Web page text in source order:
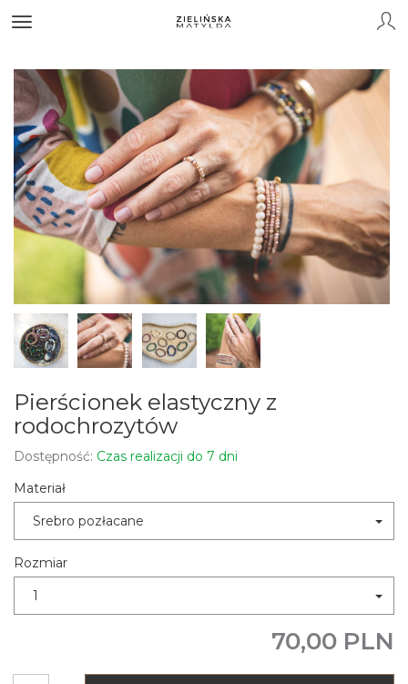
Pierścionek elastyczny z
rodochrozytów
Dostępność: Czas realizacji do 7 dni
Materiał
Srebro pozłacane
Rozmiar
1
70,00 PLN